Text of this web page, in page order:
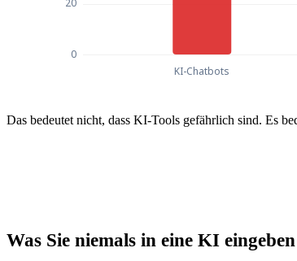
Quellen von
Cloud-Speicher
Das bedeutet nicht, dass KI-Tools gefährlich sind. Es
Was Sie niemals in eine KI